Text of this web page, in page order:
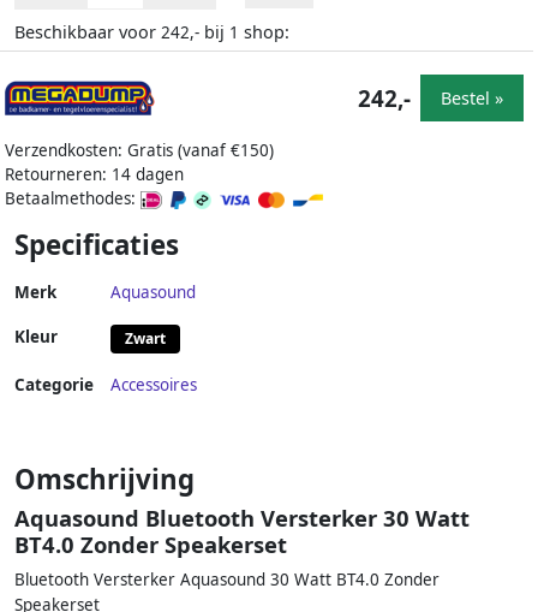
Beschikbaar voor 242,- bij 1 shop:
Verzendkosten: Gratis (vanaf €150)
Retourneren: 14 dagen
Betaalmethodes:
242,- Bestel »
Specificaties
Merk Aquasound
Kleur Zwart
Categorie Accessoires
Omschrijving
Aquasound Bluetooth Versterker 30 Watt
BT4.0 Zonder Speakerset
Bluetooth Versterker Aquasound 30 Watt BT4.0 Zonder
Speakerset